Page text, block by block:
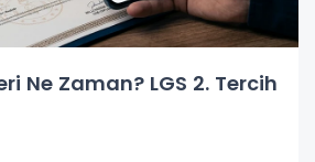
Ne Zaman? LGS 2. Tercih